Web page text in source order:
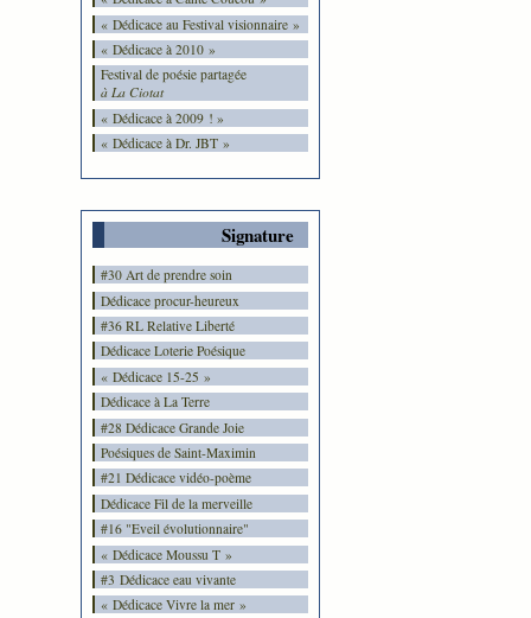
« Dédicace au Festival visionnaire »
« Dédicace à 2010 »
Festival de poésie partagée
à La Ciotat
« Dédicace à 2009 ! »
« Dédicace à Dr. JBT »
Signature
#30 Art de prendre soin
Dédicace procur-heureux
#36 RL Relative Liberté
Dédicace Loterie Poésique
« Dédicace 15-25 »
Dédicace à La Terre
#28 Dédicace Grande Joie
Poésiques de Saint-Maximin
#21 Dédicace vidéo-poème
Dédicace Fil de la merveille
#16 "Eveil évolutionnaire"
« Dédicace Moussu T »
#3 Dédicace eau vivante
« Dédicace Vivre la mer »